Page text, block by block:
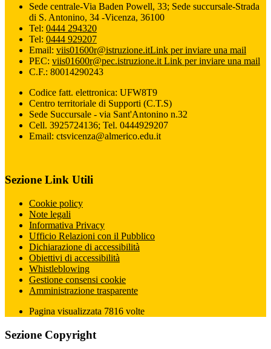
Sede centrale-Via Baden Powell, 33; Sede succursale-Strada
di S. Antonino, 34 -Vicenza, 36100
Tel: 0444 294320
Tel: 0444 929207
Email: viis01600r@istruzione.itLink per inviare una mail
PEC: viis01600r@pec.istruzione.it Link per inviare una mail
C.F.: 80014290243
Codice fatt. elettronica: UFW8T9
Centro territoriale di Supporti (C.T.S)
Sede Succursale - via Sant'Antonino n.32
Cell. 3925724136; Tel. 0444929207
Email: ctsvicenza@almerico.edu.it
Sezione Link Utili
Cookie policy
Note legali
Informativa Privacy
Ufficio Relazioni con il Pubblico
Dichiarazione di accessibilità
Obiettivi di accessibilità
Whistleblowing
Gestione consensi cookie
Amministrazione trasparente
Pagina visualizzata 7816 volte
Sezione Copyright